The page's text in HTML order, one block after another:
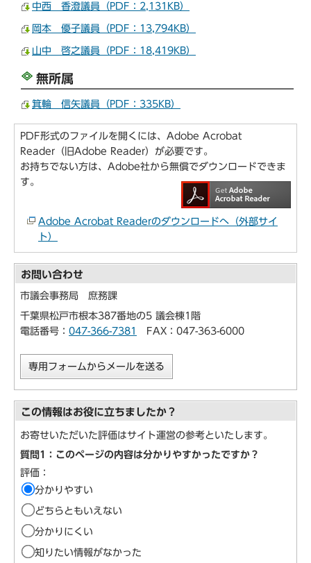
中西 香澄議員（PDF：2,131KB）
岡本 優子議員（PDF：13,794KB）
山中 啓之議員（PDF：18,419KB）
無所属
箕輪 信矢議員（PDF：335KB）
PDF形式のファイルを開くには、Adobe Acrobat
Reader（旧Adobe Reader）が必要です。
お持ちでない方は、Adobe社から無償でダウンロードできま
す。
Adobe Acrobat Readerのダウンロードへ（外部サイ
ト）
お問い合わせ
市議会事務局 庶務課
千葉県松戸市根本387番地の5 議会棟1階
電話番号： 047-366-7381 FAX：047-363-6000
専用フォームからメールを送る
この情報はお役に立ちましたか？
お寄せいただいた評価はサイト運営の参考といたします。
質問1：このページの内容は分かりやすかったですか？
評価：
分かりやすい
どちらともいえない
分かりにくい
知りたい情報がなかった